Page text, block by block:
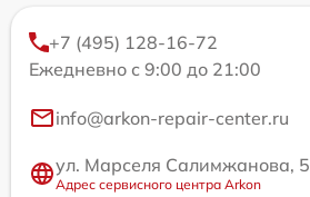
+7 (495) 128-16-72
Ежедневно с 9:00 до 21:00
info@arkon-repair-center.ru
ул. Марселя Салимжанова, 5
Адрес сервисного центра Arkon